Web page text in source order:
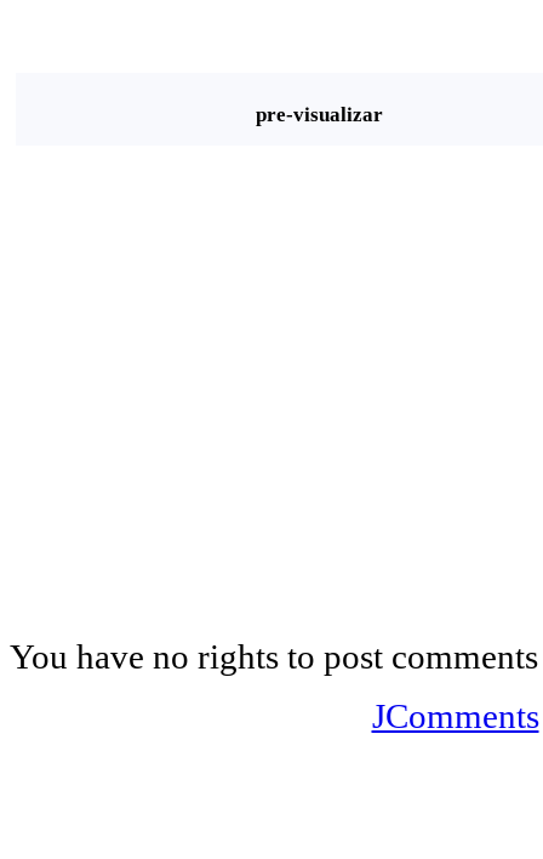
pre-visualizar
You have no rights to post comments
JComments